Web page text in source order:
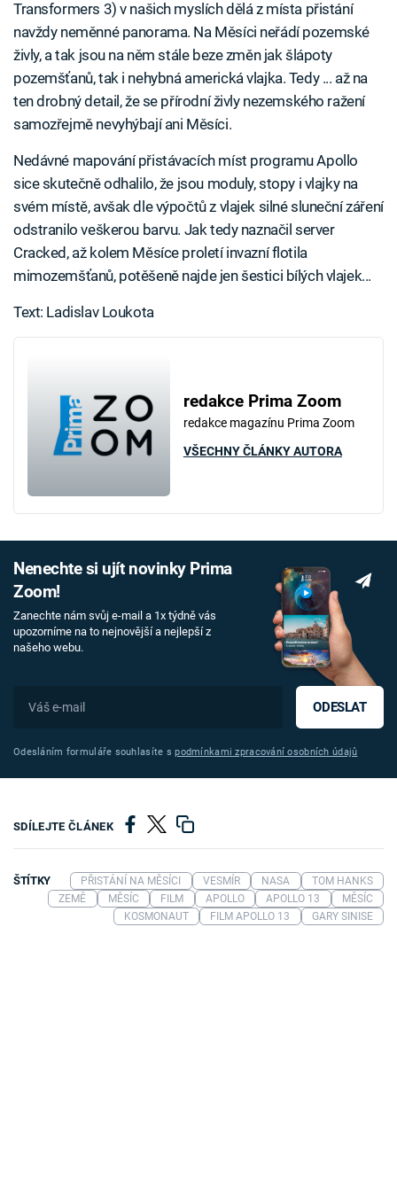
Transformers 3) v našich myslích dělá z místa přistání
navždy neměnné panorama. Na Měsíci neřádí pozemské
živly, a tak jsou na něm stále beze změn jak šlápoty
pozemšťanů, tak i nehybná americká vlajka. Tedy ... až na
ten drobný detail, že se přírodní živly nezemského ražení
samozřejmě nevyhýbají ani Měsíci.
Nedávné mapování přistávacích míst programu Apollo
sice skutečně odhalilo, že jsou moduly, stopy i vlajky na
svém místě, avšak dle výpočtů z vlajek silné sluneční záření
odstranilo veškerou barvu. Jak tedy naznačil server
Cracked, až kolem Měsíce proletí invazní flotila
mimozemšťanů, potěšeně najde jen šestici bílých vlajek...
Text: Ladislav Loukota
redakce Prima Zoom
redakce magazínu Prima Zoom
VŠECHNY ČLÁNKY AUTORA
Nenechte si ujít novinky Prima
Zoom!
Zanechte nám svůj e-mail a 1x týdně vás
upozorníme na to nejnovější a nejlepší z
našeho webu.
ODESLAT
Odesláním formuláře souhlasíte spodmínkami zpracování osobních údajů
SDÍLEJTE ČLÁNEK
ŠTÍTKY PŘISTÁNÍ NA MĚSÍCI VESMÍR NASA
TOM HANKS
ZEMĚ
MĚSÍC FILM APOLLO APOLLO 13
MĚSÍC
KOSMONAUT
FILM APOLLO 13 GARY SINISE